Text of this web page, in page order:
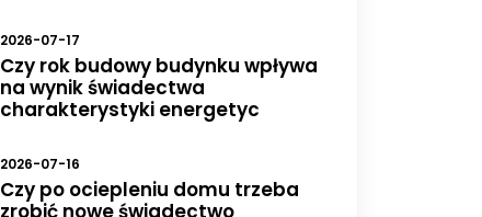
2026-07-17
Czy rok budowy budynku wpływa
na wynik świadectwa
charakterystyki energetyc
2026-07-16
Czy po ociepleniu domu trzeba
zrobić nowe świadectwo